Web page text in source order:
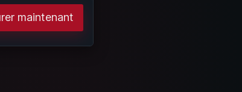
maintenant